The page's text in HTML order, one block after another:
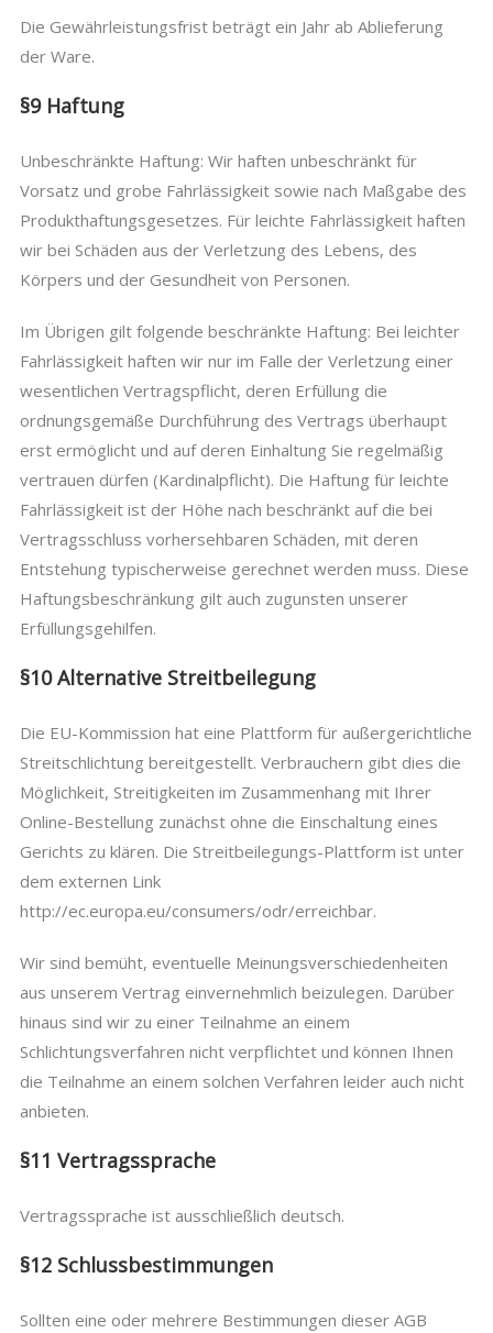
Die Gewährleistungsfrist beträgt ein Jahr ab Ablieferung
der Ware.
§9 Haftung
Unbeschränkte Haftung: Wir haften unbeschränkt für
Vorsatz und grobe Fahrlässigkeit sowie nach Maßgabe des
Produkthaftungsgesetzes. Für leichte Fahrlässigkeit haften
wir bei Schäden aus der Verletzung des Lebens, des
Körpers und der Gesundheit von Personen.
Im Übrigen gilt folgende beschränkte Haftung: Bei leichter
Fahrlässigkeit haften wir nur im Falle der Verletzung einer
wesentlichen Vertragspflicht, deren Erfüllung die
ordnungsgemäße Durchführung des Vertrags überhaupt
erst ermöglicht und auf deren Einhaltung Sie regelmäßig
vertrauen dürfen (Kardinalpflicht). Die Haftung für leichte
Fahrlässigkeit ist der Höhe nach beschränkt auf die bei
Vertragsschluss vorhersehbaren Schäden, mit deren
Entstehung typischerweise gerechnet werden muss. Diese
Haftungsbeschränkung gilt auch zugunsten unserer
Erfüllungsgehilfen.
§10 Alternative Streitbeilegung
Die EU-Kommission hat eine Plattform für außergerichtliche
Streitschlichtung bereitgestellt. Verbrauchern gibt dies die
Möglichkeit, Streitigkeiten im Zusammenhang mit Ihrer
Online-Bestellung zunächst ohne die Einschaltung eines
Gerichts zu klären. Die Streitbeilegungs-Plattform ist unter
dem externen Link
http://ec.europa.eu/consumers/odr/erreichbar.
Wir sind bemüht, eventuelle Meinungsverschiedenheiten
aus unserem Vertrag einvernehmlich beizulegen. Darüber
hinaus sind wir zu einer Teilnahme an einem
Schlichtungsverfahren nicht verpflichtet und können Ihnen
die Teilnahme an einem solchen Verfahren leider auch nicht
anbieten.
§11 Vertragssprache
Vertragssprache ist ausschließlich deutsch.
§12 Schlussbestimmungen
Sollten eine oder mehrere Bestimmungen dieser AGB